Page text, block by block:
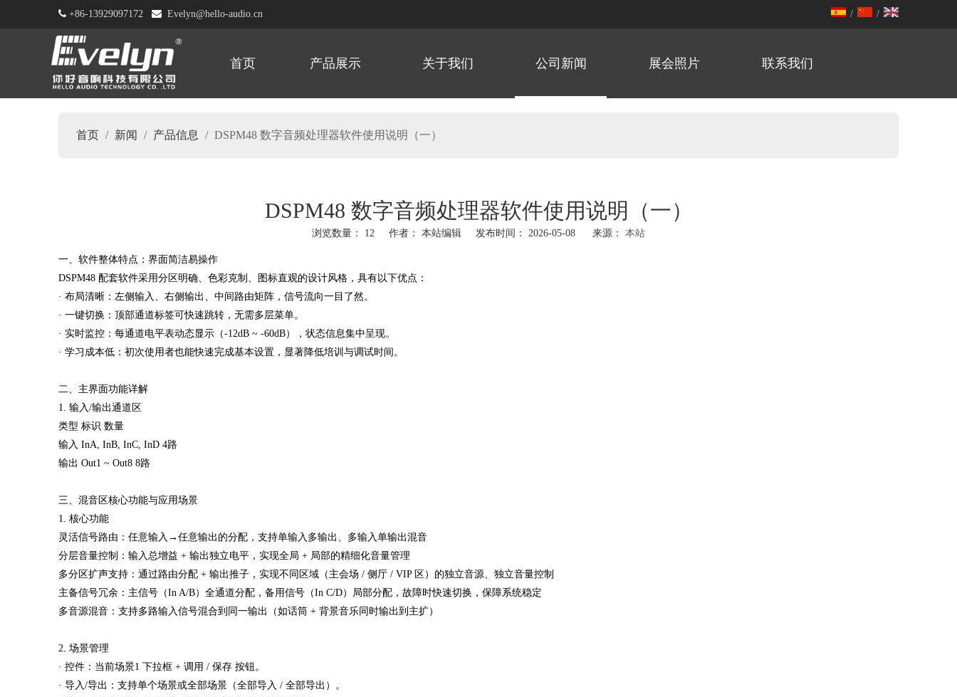
 +86-13929097172  Evelyn@hello-audio.cn / /
首页 产品展示 关于我们 公司新闻 展会照片 联系我们
首页 / 新闻 / 产品信息 / DSPM48 数字音频处理器软件使用说明（一）
DSPM48 数字音频处理器软件使用说明（一）
浏览数量： 12 作者： 本站编辑 发布时间： 2026-05-08 来源： 本站
["facebook","twitter","line","wechat","linkedin","pinterest","whatsapp"]
一、软件整体特点：界面简洁易操作
DSPM48 配套软件采用分区明确、色彩克制、图标直观的设计风格，具有以下优点：
· 布局清晰：左侧输入、右侧输出、中间路由矩阵，信号流向一目了然。
· 一键切换：顶部通道标签可快速跳转，无需多层菜单。
· 实时监控：每通道电平表动态显示（-12dB ~ -60dB），状态信息集中呈现。
· 学习成本低：初次使用者也能快速完成基本设置，显著降低培训与调试时间。
二、主界面功能详解
1. 输入/输出通道区
类型 标识 数量
输入 InA, InB, InC, InD 4路
输出 Out1 ~ Out8 8路
三、混音区核心功能与应用场景
1. 核心功能
灵活信号路由：任意输入→任意输出的分配，支持单输入多输出、多输入单输出混音
分层音量控制：输入总增益 + 输出独立电平，实现全局 + 局部的精细化音量管理
多分区扩声支持：通过路由分配 + 输出推子，实现不同区域（主会场 / 侧厅 / VIP 区）的独立音源、独立音量控制
主备信号冗余：主信号（In A/B）全通道分配，备用信号（In C/D）局部分配，故障时快速切换，保障系统稳定
多音源混音：支持多路输入信号混合到同一输出（如话筒 + 背景音乐同时输出到主扩）
2. 场景管理
· 控件：当前场景1 下拉框 + 调用 / 保存 按钮。
· 导入/导出：支持单个场景或全部场景（全部导入 / 全部导出）。